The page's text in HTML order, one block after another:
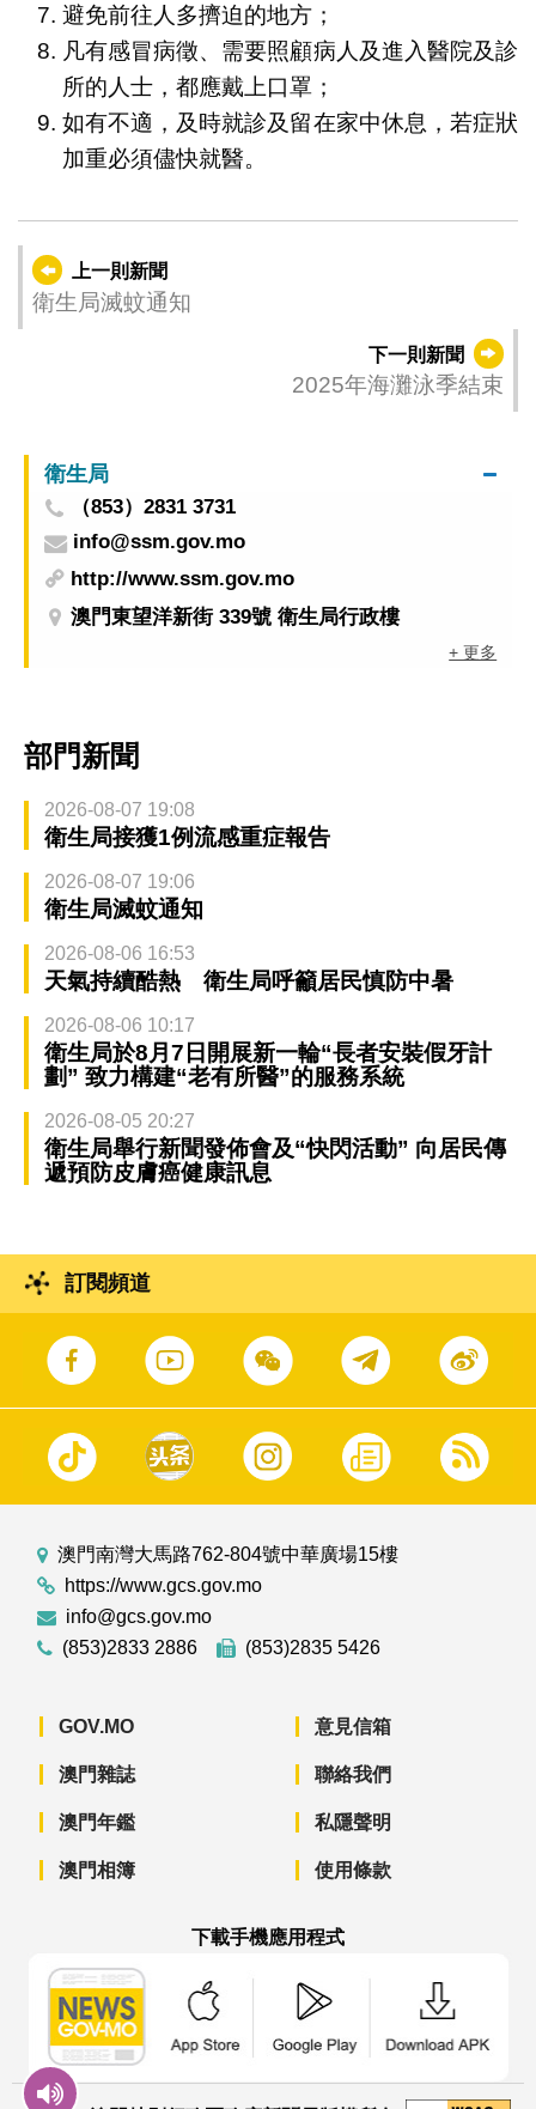
避免前往人多擠迫的地方；
凡有感冒病徵、需要照顧病人及進入醫院及診
所的人士，都應戴上口罩；
如有不適，及時就診及留在家中休息，若症狀
加重必須儘快就醫。
上一則新聞
衛生局滅蚊通知
下一則新聞
2025年海灘泳季結束
衛生局
（853）2831 3731
info@ssm.gov.mo
http://www.ssm.gov.mo
澳門東望洋新街 339號 衛生局行政樓
+ 更多
部門新聞
2026-08-07 19:08
衛生局接獲1例流感重症報告
2026-08-07 19:06
衛生局滅蚊通知
2026-08-06 16:53
天氣持續酷熱 衛生局呼籲居民慎防中暑
2026-08-06 10:17
衛生局於8月7日開展新一輪“長者安裝假牙計
劃” 致力構建“老有所醫”的服務系統
2026-08-05 20:27
衛生局舉行新聞發佈會及“快閃活動” 向居民傳
遞預防皮膚癌健康訊息
訂閱頻道
澳門南灣大馬路762-804號中華廣場15樓
https://www.gcs.gov.mo
info@gcs.gov.mo
(853)2833 2886
(853)2835 5426
GOV.MO
澳門雜誌
澳門年鑑
澳門相簿
意見信箱
聯絡我們
私隱聲明
使用條款
下載手機應用程式